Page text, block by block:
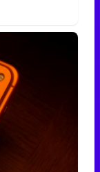
al mismo